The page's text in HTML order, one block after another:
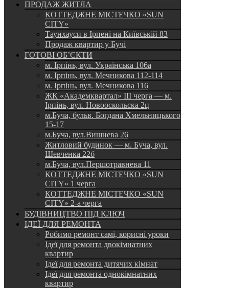
ПРОДАЖ ЖИТЛА
КОТТЕДЖНЕ МІСТЕЧКО «SUN
CITY»
Таунхауси в Ірпені на Київській 83
Продаж квартир у Бучі
ГОТОВІ ОБ’ЄКТИ
м. Ірпінь, вул. Українська 106а
м. Ірпінь, вул. Мечникова 112-114
м. Ірпінь, вул. Мечникова 116
ЖК «Академквартал» III черга — м.
Ірпінь, вул. Новооскольска 2ц
м.Буча, бульв. Богдана Хмельницького
15-17
м.Буча, вул.Вишнева 26
Житловий будинок — м. Буча, вул.
Шевченка 22б
м.Буча, вул.Першотравнева 11
КОТТЕДЖНЕ МІСТЕЧКО «SUN
CITY» 1 черга
КОТТЕДЖНЕ МІСТЕЧКО «SUN
CITY» 2-а черга
БУДІВНИЦТВО ПІД КЛЮЧ
ІДЕЇ ДЛЯ РЕМОНТА
Робимо ремонт самі, корисні уроки
Ідеї для ремонта двокімнатних
квартир
Ідеї для ремонта дитячих кімнат
Ідеї для ремонта однокімнатних
квартир